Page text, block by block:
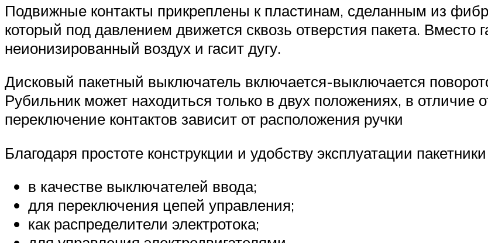
Подвижные контакты прикреплены к пластинам, сделанным из
который под давлением движется сквозь отверстия пакета. Вместо
неионизированный воздух и гасит дугу.
Дисковый пакетный выключатель включается-выключается
Рубильник может находиться только в двух положениях, в отличие
переключение контактов зависит от расположения ручки
Благодаря простоте конструкции и удобству эксплуатации
в качестве выключателей ввода;
для переключения цепей управления;
как распределители электротока;